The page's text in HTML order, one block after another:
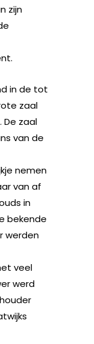
zijn
in de tot
zaal
De zaal
van de
nemen
van af
in
bekende
werden
veel
werd